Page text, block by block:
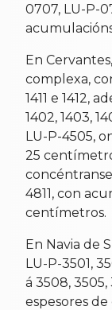
0707, LU-P-
En
complexa,
1411 e 1412,
1402, 1403,
LU-P-4505,
25
concéntranse
4811, con
centímetros.
En Navia de
LU-P-3501,
á 3508, 3505,
espesores